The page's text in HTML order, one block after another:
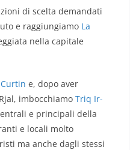
di scelta demandati
e raggiungiamo La
nella capitale
e, dopo aver
imbocchiamo Triq Ir-
e principali della
e locali molto
ma anche dagli stessi